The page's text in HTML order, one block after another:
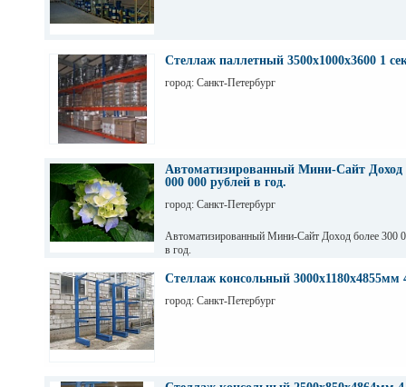
Стеллаж паллетный 3500х1000х3600 1
город: Санкт-Петербург
Автоматизированный Мини-Сайт Доход
000 000 рублей в год.
город: Санкт-Петербург
Автоматизированный Мини-Сайт Доход более 300
в год.
Стеллаж консольный 3000х1180х4855мм
город: Санкт-Петербург